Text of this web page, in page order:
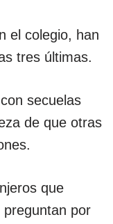
el colegio, han
tres últimas.
secuelas
de que otras
que
por